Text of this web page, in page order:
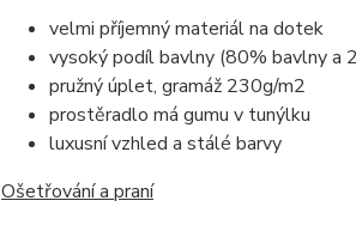
velmi příjemný materiál na dotek
vysoký podíl bavlny (80% bavlny a
pružný úplet, gramáž 230g/m2
prostěradlo má gumu v tunýlku
luxusní vzhled a stálé barvy
Ošetřování a praní